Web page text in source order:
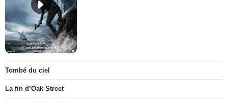
Tombé du ciel
La fin d’Oak Street